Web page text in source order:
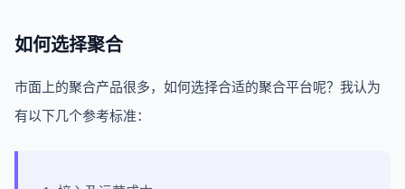
如何选择聚合
市面上的聚合产品很多，如何选择合适的聚合平台呢？我认为
有以下几个参考标准：